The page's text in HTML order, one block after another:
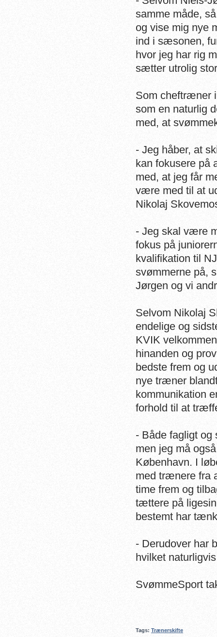
samme måde,
og vise mig nye
ind i sæsonen,
hvor jeg har rig
sætter utrolig
Som cheftræner
som en naturlig
med, at
- Jeg håber, at
kan fokusere på
med, at jeg får
være med til at
Nikolaj
- Jeg skal være
fokus på
kvalifikation til
svømmerne på,
Jørgen og vi
Selvom Nikolaj
endelige og
KVIK
hinanden og
bedste frem og
nye træner
kommunikation
forhold til at
- Både fagligt og
men jeg må
København. I
med trænere fra
time frem og
tættere på
bestemt har
- Derudover har
hvilket
SvømmeSport
Tags: Trænerskifte